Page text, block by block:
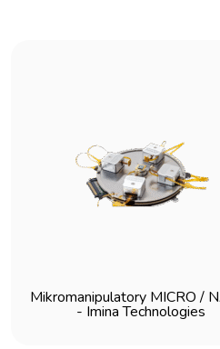
Mikromanipulatory MICRO /
- Imina Technologies